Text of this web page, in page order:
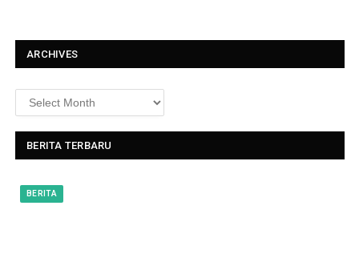
ARCHIVES
BERITA TERBARU
BERITA